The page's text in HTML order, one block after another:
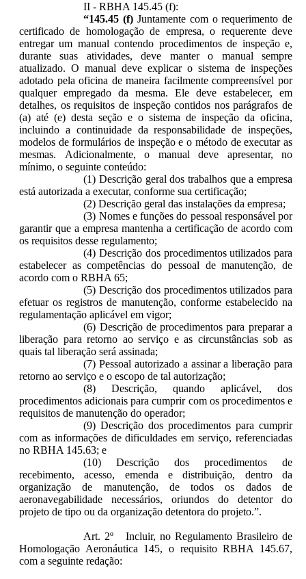
II - RBHA 145.45 (f):
“145.45 (f) Juntamente com o requerimento de
certificado de homologação de empresa, o requerente deve
entregar um manual contendo procedimentos de inspeção e,
durante suas atividades, deve manter o manual sempre
atualizado. O manual deve explicar o sistema de inspeções
adotado pela oficina de maneira facilmente compreensível por
qualquer empregado da mesma. Ele deve estabelecer, em
detalhes, os requisitos de inspeção contidos nos parágrafos de
(a) até (e) desta seção e o sistema de inspeção da oficina,
incluindo a continuidade da responsabilidade de inspeções,
modelos de formulários de inspeção e o método de executar as
mesmas.
Adicionalmente, o manual deve apresentar, no
mínimo, o seguinte conteúdo:
(1) Descrição geral dos trabalhos que a empresa
está autorizada a executar, conforme sua certificação;
(2) Descrição geral das instalações da empresa;
(3) Nomes e funções do pessoal responsável por
garantir que a empresa mantenha a certificação de acordo com
os requisitos desse regulamento;
(4) Descrição dos procedimentos utilizados para
estabelecer as competências do pessoal de manutenção, de
acordo com o RBHA 65;
(5) Descrição dos procedimentos utilizados para
efetuar os registros de manutenção, conforme estabelecido na
regulamentação aplicável em vigor;
(6) Descrição de procedimentos para preparar a
liberação para retorno ao serviço e as circunstâncias sob as
quais tal liberação será assinada;
(7) Pessoal autorizado a assinar a liberação para
retorno ao serviço e o escopo de tal autorização;
(8) Descrição, quando aplicável, dos
procedimentos adicionais para cumprir com os procedimentos e
requisitos de manutenção do operador;
(9) Descrição dos procedimentos para cumprir
com as informações de dificuldades em serviço, referenciadas
no RBHA 145.63; e
(10) Descrição dos procedimentos de
recebimento, acesso, emenda e distribuição, dentro da
organização de manutenção, de todos os dados de
aeronavegabilidade necessários, oriundos do detentor do
projeto de tipo ou da organização detentora do projeto.”.
Art. 2º Incluir, no Regulamento Brasileiro de
Homologação Aeronáutica 145, o requisito RBHA 145.67,
com a seguinte redação: